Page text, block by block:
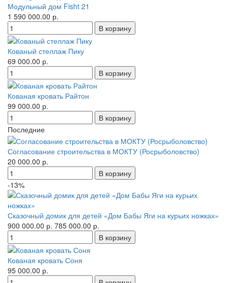
Модульный дом Fisht 21
1 590 000.00 р.
Кованый стеллаж Пику
69 000.00 р.
Кованая кровать Райтон
99 000.00 р.
Последние
Согласование строительства в МОКТУ (Росрыболовство)
20 000.00 р.
-13%
Сказочный домик для детей «Дом Бабы Яги на курьих ножках»
900 000.00 р. 785 000.00 р.
Кованая кровать Соня
95 000.00 р.